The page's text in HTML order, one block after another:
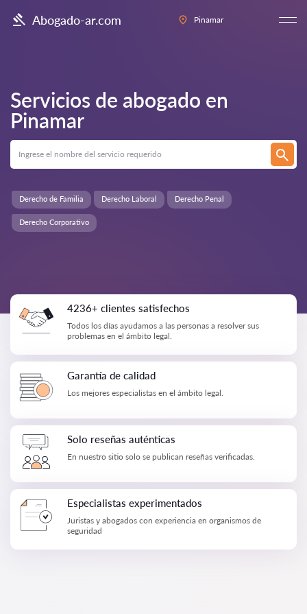
Abogado-ar.com Pinamar
Servicios de abogado en
Pinamar
Derecho Corporativo
Derecho de Familia Derecho Laboral Derecho Penal
4236+ clientes satisfechos
Todos los días ayudamos a las personas a resolver sus
problemas en el ámbito legal.
Garantía de calidad
Los mejores especialistas en el ámbito legal.
Solo reseñas auténticas
En nuestro sitio solo se publican reseñas verificadas.
Especialistas experimentados
Juristas y abogados con experiencia en organismos de
seguridad